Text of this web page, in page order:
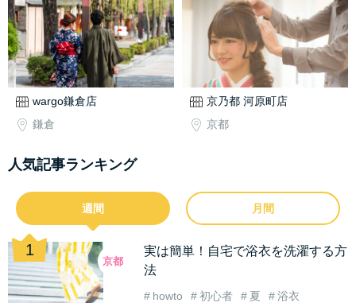
wargo鎌倉店
鎌倉
京乃都 河原町店
京都
人気記事ランキング
週間 月間
実は簡単！自宅で浴衣を洗濯する方
法
howto 初心者 夏 浴衣
京都